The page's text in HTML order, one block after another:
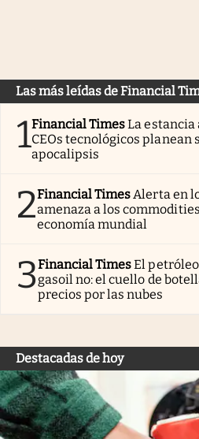
Las más leídas de Financial
1Financial TimesLa estancia
CEOs tecnológicos planean
apocalipsis
2Financial TimesAlerta en
amenaza a los
economía mundial
3Financial TimesEl
gasoil no: el cuello de
precios por las nubes
Destacadas de hoy